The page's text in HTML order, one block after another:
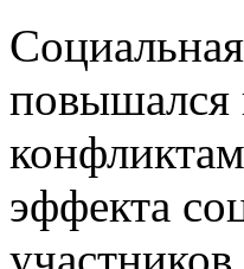
повышался
эффекта